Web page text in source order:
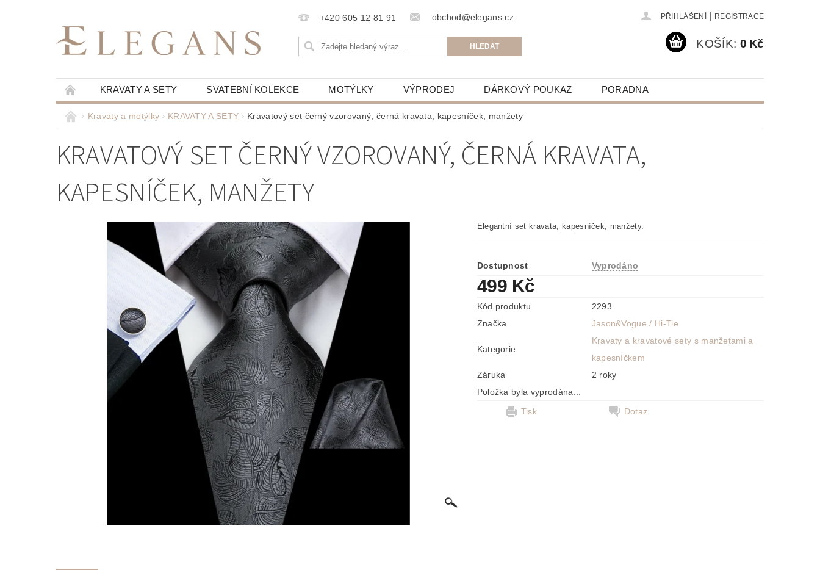
+420 605 12 81 91 obchod@elegans.cz PŘIHLÁŠENÍ REGISTRACE
KOŠÍK: 0 Kč
KRAVATY A SETY SVATEBNÍ KOLEKCE MOTÝLKY VÝPRODEJ DÁRKOVÝ POUKAZ PORADNA
Kravaty a motýlky KRAVATY A SETY Kravatový set černý vzorovaný, černá kravata, kapesníček, manžety
KRAVATOVÝ SET ČERNÝ VZOROVANÝ, ČERNÁ KRAVATA,
KAPESNÍČEK, MANŽETY
Elegantní set kravata, kapesníček, manžety.
Dostupnost Vyprodáno
499 Kč
Kód produktu
2293
Značka
Jason&Vogue / Hi-Tie
Kategorie
Kravaty a kravatové sety s manžetami a
kapesníčkem
Záruka
2 roky
Položka byla vyprodána...
Tisk
Dotaz